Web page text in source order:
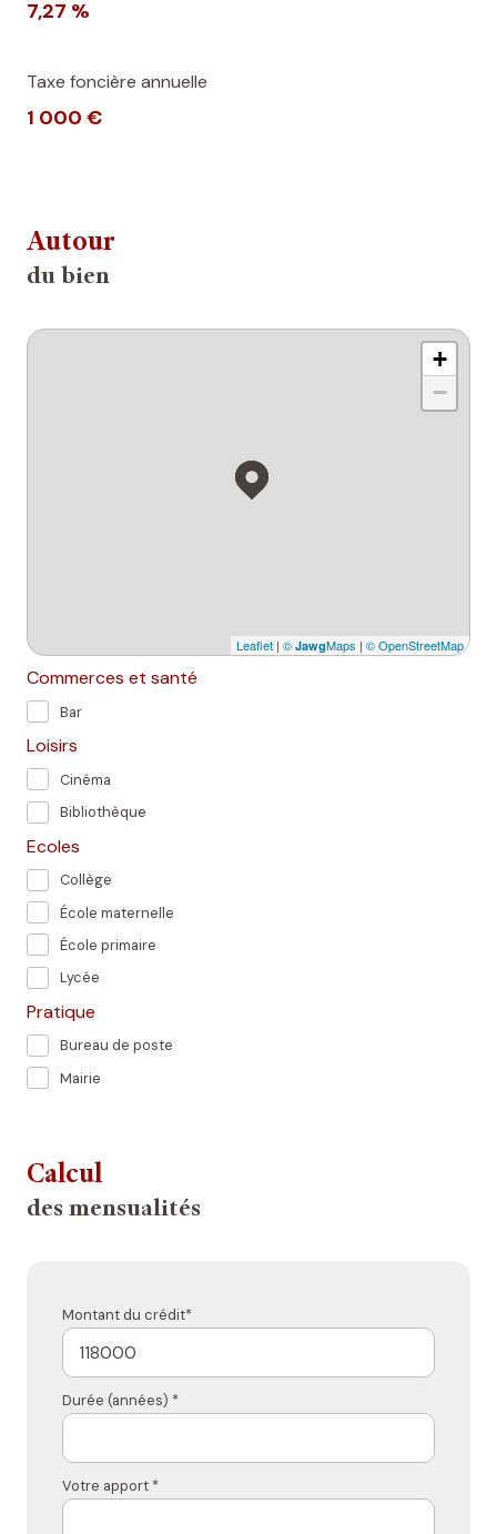
7,27 %
Taxe foncière annuelle
1 000 €
Autour
du bien
+
−
Leaflet | © JawgMaps | © OpenStreetMap
Commerces et santé
Bar
Loisirs
Cinéma
Bibliothèque
Ecoles
Collège
École maternelle
École primaire
Lycée
Pratique
Bureau de poste
Mairie
Calcul
des mensualités
Montant du crédit*
Durée (années) *
Votre apport *